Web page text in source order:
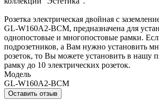
Розетка электрическая двойная с
GL-W160A2-BCM, предназначена для
однопостовые и многопостовые рамки.
подрозетников, а Вам нужно установить
розеток, то Вы можете установить в нашу
рамку до 10 электрических розеток.
Модель
GL-W160A2-BCM
Оставить отзыв